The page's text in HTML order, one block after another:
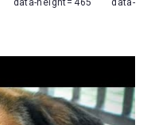
height=’465′ data-